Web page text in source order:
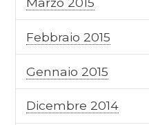
Febbraio 2015
Gennaio 2015
Dicembre 2014